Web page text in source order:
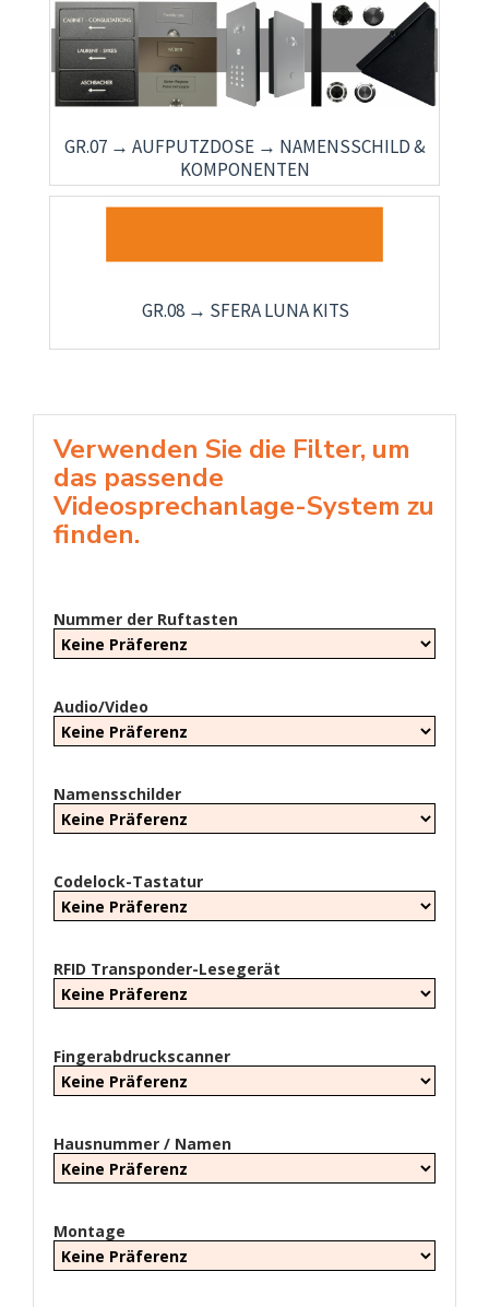
GR.07 → AUFPUTZDOSE → NAMENSSCHILD &
KOMPONENTEN
GR.08 → SFERA LUNA KITS
Verwenden Sie die Filter, um
das passende
Videosprechanlage-System zu
finden.
Nummer der Ruftasten
Audio/Video
Namensschilder
Codelock-Tastatur
RFID Transponder-Lesegerät
Fingerabdruckscanner
Hausnummer / Namen
Montage